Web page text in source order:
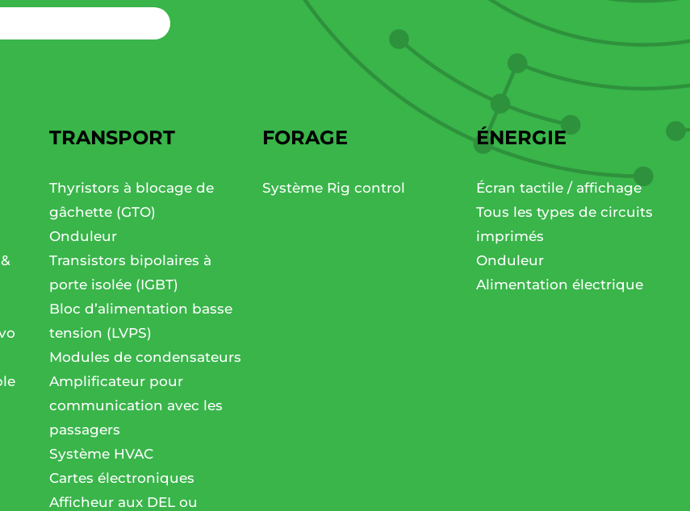
TRANSPORT
Thyristors à blocage de
gâchette (GTO)
Onduleur
Transistors bipolaires à
porte isolée (IGBT)
Bloc d’alimentation basse
tension (LVPS)
Modules de condensateurs
Amplificateur pour
communication avec les
passagers
Système HVAC
Cartes électroniques
Afficheur aux DEL ou
FORAGE
Système Rig control
ÉNERGIE
Écran tactile / affichage
Tous les types de circuits
imprimés
Onduleur
Alimentation électrique